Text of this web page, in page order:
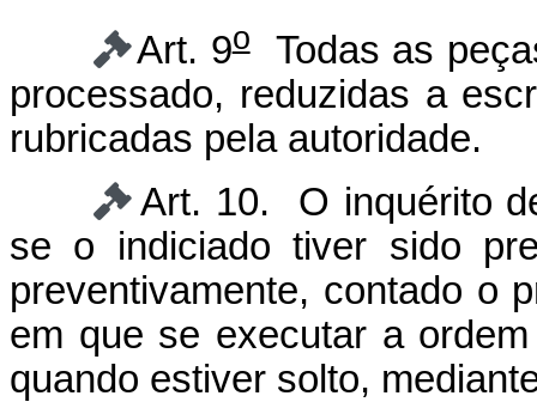
Art. 9oTodas as
processado, reduzidas a
rubricadas pela autoridade.
Art. 10. O inquérito
se o indiciado tiver sido
preventivamente, contado o
em que se executar a
quando estiver solto,